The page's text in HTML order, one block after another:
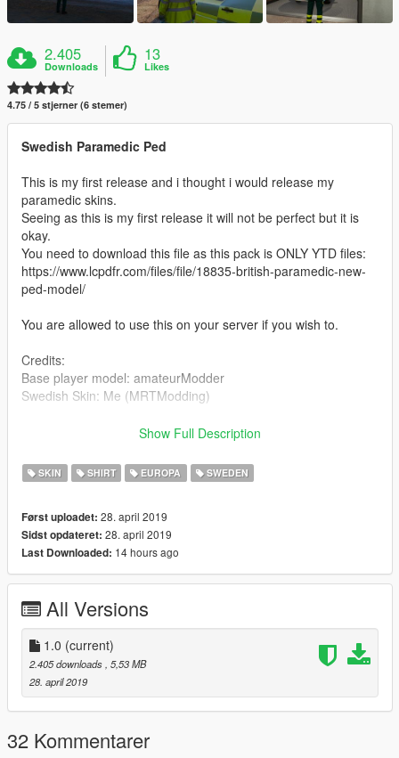
2.405
Downloads
13
Likes
4.75 / 5 stjerner (6 stemer)
Swedish Paramedic Ped
This is my first release and i thought i would release my
paramedic skins.
Seeing as this is my first release it will not be perfect but it is
okay.
You need to download this file as this pack is ONLY YTD files:
https://www.lcpdfr.com/files/file/18835-british-paramedic-new-
ped-model/
You are allowed to use this on your server if you wish to.
Credits:
Base player model: amateurModder
Swedish Skin: Me (MRTModding)
DISCLAIMER! Not all types of shirts and so is skinned and
Show Full Description
SKIN SHIRT EUROPA SWEDEN
Først uploadet: 28. april 2019
Sidst opdateret: 28. april 2019
Last Downloaded: 14 hours ago
All Versions
1.0 (current)
2.405 downloads , 5,53 MB
28. april 2019
32 Kommentarer